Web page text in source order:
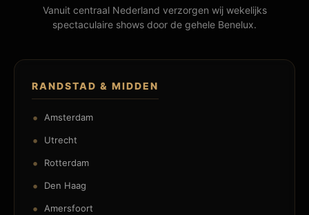
Vanuit centraal Nederland verzorgen wij wekelijks
spectaculaire shows door de gehele Benelux.
RANDSTAD & MIDDEN
Amsterdam
Utrecht
Rotterdam
Den Haag
Amersfoort